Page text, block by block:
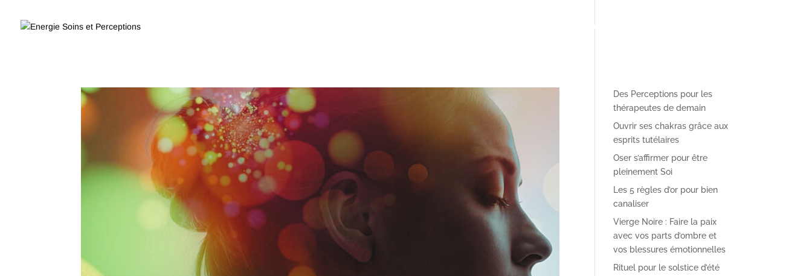
✴︎ L’équipe pédagogique
Des Perceptions pour les
thérapeutes de demain
Ouvrir ses chakras grâce aux
esprits tutélaires
Oser s’affirmer pour être
pleinement Soi
Les 5 règles d’or pour bien
canaliser
Vierge Noire : Faire la paix
avec vos parts d’ombre et
vos blessures émotionnelles
Rituel pour le solstice d’été